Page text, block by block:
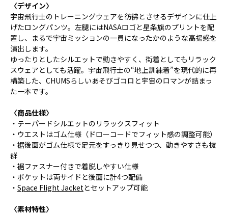
〈デザイン〉
宇宙飛行士のトレーニングウェアを彷彿とさせるデザインに仕上
げたロングパンツ。左腿にはNASAロゴと星条旗のプリントを配
置し、まるで宇宙ミッションの一員になったかのような高揚感を
演出します。
ゆったりとしたシルエットで動きやすく、街着としてもリラック
スウェアとしても活躍。宇宙飛行士の“地上訓練着”を現代的に再
構築した、CHUMSらしいあそびゴコロと宇宙のロマンが詰まっ
た一本です。
〈商品仕様〉
・テーパードシルエットのリラックスフィット
・ウエストはゴム仕様（ドローコードでフィット感の調整可能）
・裾後面がゴム仕様で足元をすっきり見せつつ、動きやすさも抜
群
・裾ファスナー付きで着脱しやすい仕様
・ポケットは両サイドと後面に計4つ配備
・ Space Flight Jacketとセットアップ可能
〈素材特性〉